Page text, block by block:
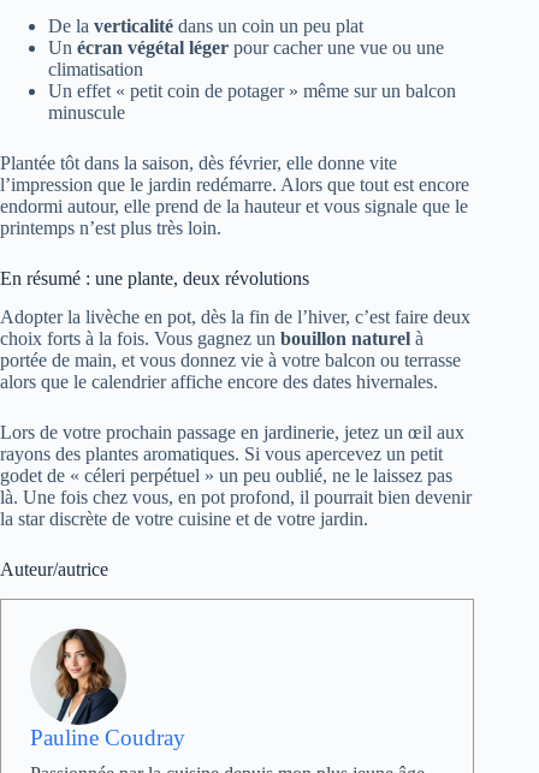
De la verticalité dans un coin un peu plat
Un écran végétal léger pour cacher une vue ou une
climatisation
Un effet « petit coin de potager » même sur un balcon
minuscule
Plantée tôt dans la saison, dès février, elle donne vite
l’impression que le jardin redémarre. Alors que tout est encore
endormi autour, elle prend de la hauteur et vous signale que le
printemps n’est plus très loin.
En résumé : une plante, deux révolutions
Adopter la livèche en pot, dès la fin de l’hiver, c’est faire deux
choix forts à la fois. Vous gagnez un bouillon naturel à
portée de main, et vous donnez vie à votre balcon ou terrasse
alors que le calendrier affiche encore des dates hivernales.
Lors de votre prochain passage en jardinerie, jetez un œil aux
rayons des plantes aromatiques. Si vous apercevez un petit
godet de « céleri perpétuel » un peu oublié, ne le laissez pas
là. Une fois chez vous, en pot profond, il pourrait bien devenir
la star discrète de votre cuisine et de votre jardin.
Auteur/autrice
Pauline Coudray